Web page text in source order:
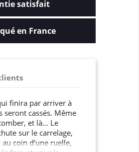
satisfait
en France
finira par arriver à
seront cassés. Même
et là… Le
sur le carrelage,
coin d'une ruelle,